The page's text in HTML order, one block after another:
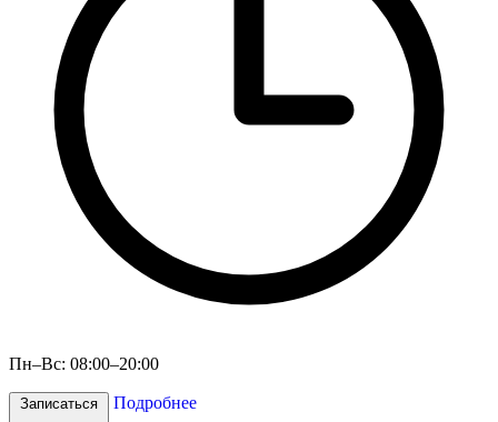
Пн–Вс: 08:00–20:00
Записаться Подробнее